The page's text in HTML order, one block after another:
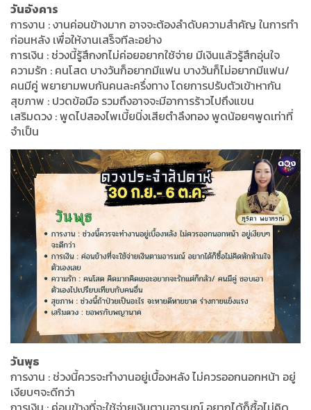
วันอังคาร
การงาน : งานค่อนข้างมาก อาจจะต้องลำดับความสำคัญ ในการทำ
ก่อนหลัง เพื่อให้งานเสร็จทีละอย่าง
การเงิน : ช่วงนี้รู้สึกงกไม่ค่อยอยากใช้จ่าย มีเงินแล้วรู้สึกอุ่นใจ
ความรัก : คนโสด บางวันก็อยากมีแฟน บางวันก็ไม่อยากมีแฟน/
คนมีคู่ พยายามพบกันคนละครึ่งทาง โดยการปรับตัวเข้าหากัน
สุขภาพ : ปวดข้อมือ รวมถึงอาจจะมีอาการร้าวไปถึงแขน
เสริมดวง : พูดไปสองไพเบี้ยนิ่งเสียตำลึงทอง พูดน้อยๆพูดเท่าที่
จำเป็น
วันพุธ
การงาน : ช่วงนี้ควรจะทำงานอยู่เบื้องหลัง ไม่ควรออกนอกหน้า อยู่
เงียบๆจะดีกว่า